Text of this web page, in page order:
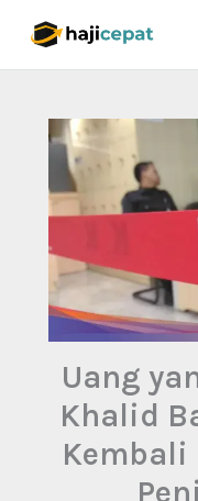
Uang
Khalid
Kembali